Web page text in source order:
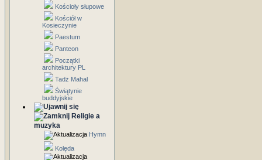
Kościoły słupowe
Kościół w
Kosieczynie
Paestum
Panteon
Początki
architektury PL
Tadż Mahal
Świątynie
buddyjskie
Religie a
muzyka
Hymn
Kolęda